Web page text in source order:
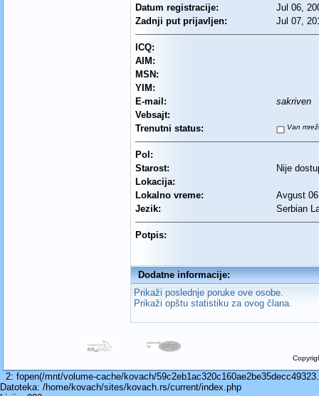
Datum registracije:
Jul 06,
Zadnji put prijavljen:
Jul 07,
ICQ:
AIM:
MSN:
YIM:
E-mail:
sakriven
Vebsajt:
Trenutni status:
Van
Pol:
Starost:
Nije
Lokacija:
Lokalno vreme:
Avgust
Jezik:
Serbian
Potpis:
Dodatne informacije:
Prikaži poslednje poruke ove osobe.
Prikaži opštu statistiku za ovog člana.
2: fopen(/mnt/volume-cache/kovach/
Datoteka: /home/kovach/sites/kovach.rs/current/index.php